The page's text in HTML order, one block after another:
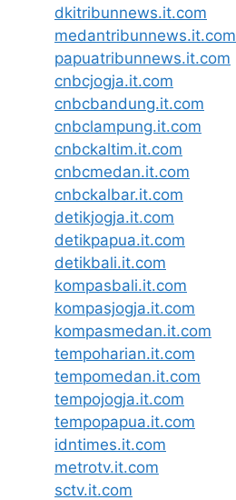
dkitribunnews.it.com
medantribunnews.it.com
papuatribunnews.it.com
cnbcjogja.it.com
cnbcbandung.it.com
cnbclampung.it.com
cnbckaltim.it.com
cnbcmedan.it.com
cnbckalbar.it.com
detikjogja.it.com
detikpapua.it.com
detikbali.it.com
kompasbali.it.com
kompasjogja.it.com
kompasmedan.it.com
tempoharian.it.com
tempomedan.it.com
tempojogja.it.com
tempopapua.it.com
idntimes.it.com
metrotv.it.com
sctv.it.com